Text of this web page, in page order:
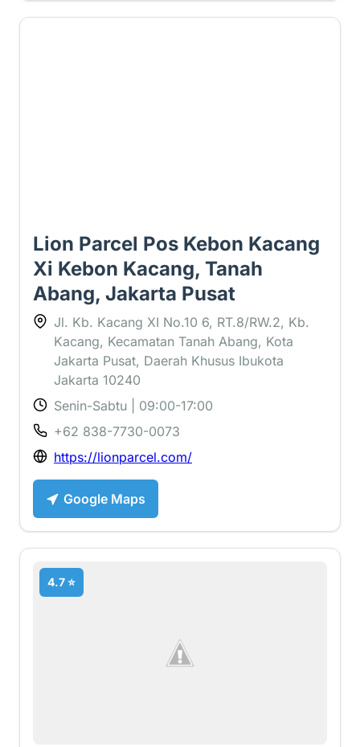
Lion Parcel Pos Kebon Kacang
Xi Kebon Kacang, Tanah
Abang, Jakarta Pusat
Jl. Kb. Kacang XI No.10 6, RT.8/RW.2, Kb.
Kacang, Kecamatan Tanah Abang, Kota
Jakarta Pusat, Daerah Khusus Ibukota
Jakarta 10240
Senin-Sabtu | 09:00-17:00
+62 838-7730-0073
https://lionparcel.com/
Google Maps
4.7 ⭐